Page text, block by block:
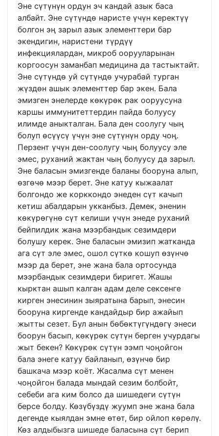
Эне сүтүнүн ордун эч кандай азык баса
албайт. Эне сүтүндө наристе үчүн керектүү
болгон эң зарыл азык элементтери бар
экендигин, наристени түрдүү
инфекциялардан, микроб оорууларынан
коргоосун заманбап медицина да тастыктайт.
Эне сүтүндө уй сүтүндө учурабай турган
жүздөн ашык элементтер бар экен. Бала
эмизген энелерде көкүрөк рак ооруусуна
каршы иммунитеттердин пайда болуусу
илимде аныкталган. Бала ден соолугу чың
болуп өсүүсү үчүн эне сүтүнүн орду чоң.
Перзент үчүн ден-соолугу чың болуусу эле
эмес, руханий жактан чың болуусу да зарыл.
Эне баласын эмизгенде баланы бооруна алып,
өзгөчө мээр берет. Эне катуу кыжаалат
болгондо же корккондо энеден сүт качып
кетиш абалдарын укканбыз. Демек, эненин
көкүрөгүнө сүт келиши үчүн энеде руханий
бейпилдик жана мээрбандык сезимдери
болушу керек. Эне баласын эмизип жатканда
ага сүт эле эмес, ошол сүткө кошуп өзүнчө
мээр да берет, эне жана бала ортосунда
мээрбандык сезимдери биригет. Жашы
кырктан ашып калган адам деле сексенге
кирген энесинин зыяратына барып, энесин
бооруна киргенде кандайдыр бир ажайып
жытты сезет. Бул анын бөбөктүгүндөгү энеси
боорун басып, көкүрөк сүтүн берген учурдагы
жыт бекен? Көкүрөк сүтүн ээмп чоңойгон
бала энеге катуу байланып, өзүнчө бир
башкача мээр коёт. Жасалма сүт менен
чоңойгон балада мындай сезим болбойт,
себеби ага ким болсо да шишедеги сүтүн
берсе болду. Көзүбүздү жуумп эне жана бала
дегенде кыялдан эмне өтөт, бир ойлоп көрөлү.
Көз алдыбызга шишеде баласына сүт берип